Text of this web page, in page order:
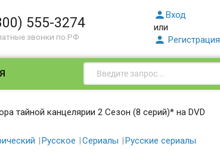
555-3274
звонки по РФ
Вход
или
 Регистрация
тайной канцелярии 2 Сезон (8 серий)* на DVD
Русское Сериалы Русские сериалы